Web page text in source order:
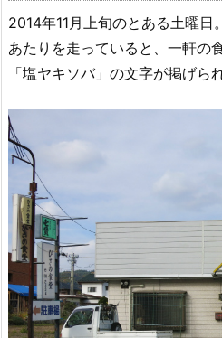
2014年11月上旬のとある土曜
あたりを走っていると、一軒の
「塩ヤキソバ」の文字が掲げら